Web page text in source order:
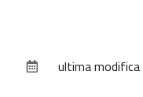
documentoultima modifica